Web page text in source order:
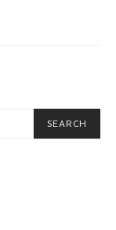
use up and
SEARCH